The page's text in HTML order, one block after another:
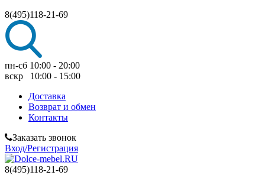
8(495)118-21-69
пн-сб 10:00 - 20:00
вскр 10:00 - 15:00
Доставка
Возврат и обмен
Контакты
Заказать звонок
Вход/Регистрация
8(495)118-21-69